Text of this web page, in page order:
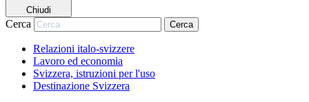
Chiudi
Cerca Cerca
Relazioni italo-svizzere
Lavoro ed economia
Svizzera, istruzioni per l'uso
Destinazione Svizzera